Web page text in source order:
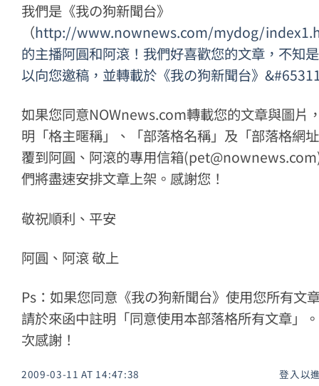
我們是《我の狗新聞台》
（http://www.nownews.com/mydog/
的主播阿圓和阿滾！我們好喜歡您的文章，不知
以向您邀稿，並轉載於《我の狗新聞台》
如果您同意NOWnews.com轉載您的文章與圖片
明「格主暱稱」、「部落格名稱」及「部落格網
覆到阿圓、阿滾的專用信箱
們將盡速安排文章上架。感謝您！
敬祝順利、平安
阿圓、阿滾 敬上
Ps：如果您同意《我の狗新聞台》使用您所有文
請於來函中註明「同意使用本部落格所有文章」
次感謝！
2009-03-11 AT 14:47:38 登入以